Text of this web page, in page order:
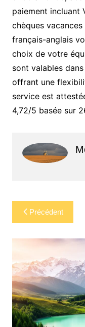
paiement incluant
chèques
français-anglais
choix de votre
sont valables
offrant une
service est
4,72/5 basée sur
Navigation
de
l’article
Précédent